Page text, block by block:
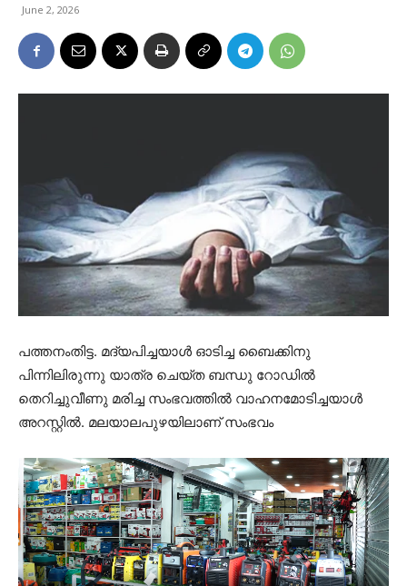
June 2, 2026
പത്തനംതിട്ട. മദ്യപിച്ചയാൾ ഓടിച്ച ബൈക്കിനു
പിന്നിലിരുന്നു യാത്ര ചെയ്ത ബന്ധു റോഡിൽ
തെറിച്ചുവീണു മരിച്ച സംഭവത്തിൽ വാഹനമോടിച്ചയാൾ
അറസ്റ്റില്‍. മലയാലപുഴയിലാണ് സംഭവം